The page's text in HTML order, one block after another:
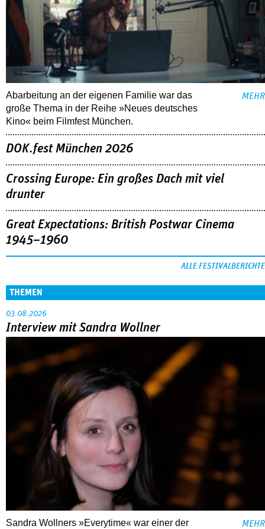
Abarbeitung an der eigenen Familie war das
große Thema in der Reihe »Neues deutsches
Kino« beim Filmfest München.
MEHR
DOK.fest München 2026
Crossing Europe: Ein großes Dach mit viel
drunter
Great Expectations: British Postwar Cinema
1945–1960
ALLE FESTIVALBERICHTE
THEMEN
03.08.2026
Interview mit Sandra Wollner
Sandra Wollners »Everytime« war einer der
MEHR